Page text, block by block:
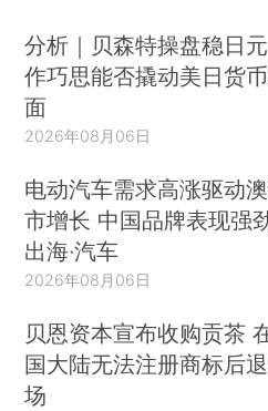
分析｜贝森特操盘稳日
作巧思能否撬动美日货
面
2026年08月06日
电动汽车需求高涨驱动
市增长 中国品牌表现强
出海·汽车
2026年08月06日
贝恩资本宣布收购贡茶
国大陆无法注册商标后
场